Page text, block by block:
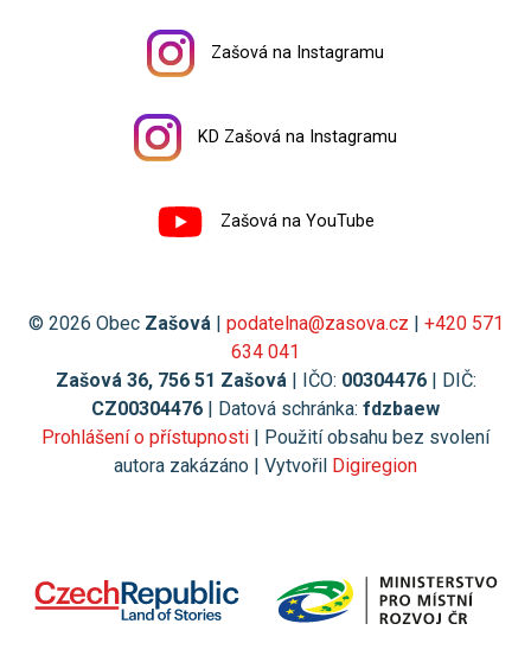
Zašová na Instagramu
KD Zašová na Instagramu
Zašová na YouTube
© 2026 Obec Zašová | podatelna@zasova.cz | +420 571
634 041
Zašová 36, 756 51 Zašová | IČO: 00304476| DIČ:
CZ00304476 | Datová schránka: fdzbaew
Prohlášení o přístupnosti | Použití obsahu bez svolení
autora zakázáno | Vytvořil Digiregion